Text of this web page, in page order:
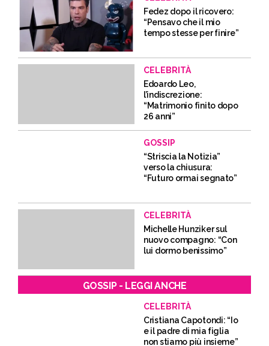
Fedez dopo il ricovero:
“Pensavo che il mio
tempo stesse per finire”
CELEBRITÀ
Edoardo Leo,
l’indiscrezione:
“Matrimonio finito dopo
26 anni”
GOSSIP
“Striscia la Notizia”
verso la chiusura:
“Futuro ormai segnato”
CELEBRITÀ
Michelle Hunziker sul
nuovo compagno: “Con
lui dormo benissimo”
GOSSIP - LEGGI ANCHE
CELEBRITÀ
Cristiana Capotondi: “Io
e il padre di mia figlia
non stiamo più insieme”